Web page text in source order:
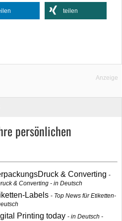
teilen
Anzeige
persönlichen
& Converting
& Converting - in Deutsch
Labels
Top News für Etiketten-
Printing today
in Deutsch -